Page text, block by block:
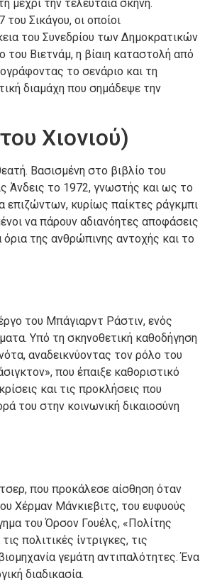
μέχρι την τελευταία σκηνή.
Σικάγου, οι οποίοι
του Συνεδρίου των Δημοκρατικών
Βιετνάμ, η βίαιη καταστολή από
το σενάριο και τη
διαμάχη που σημάδεψε την
Χιονιού)
Βασισμένη στο βιβλίο του
Άνδεις το 1972, γνωστής και ως το
επιζώντων, κυρίως παίκτες ράγκμπι
να πάρουν αδιανόητες αποφάσεις
της ανθρώπινης αντοχής και το
του Μπάγιαρντ Ράστιν, ενός
Υπό τη σκηνοθετική καθοδήγηση
αναδεικνύοντας τον ρόλο του
που έπαιξε καθοριστικό
και τις προκλήσεις που
του στην κοινωνική δικαιοσύνη
που προκάλεσε αίσθηση όταν
Χέρμαν Μάνκιεβιτς, του ευφυούς
του Όρσον Γουέλς, «Πολίτης
πολιτικές ίντριγκες, τις
γεμάτη αντιπαλότητες. Ένα
διαδικασία.